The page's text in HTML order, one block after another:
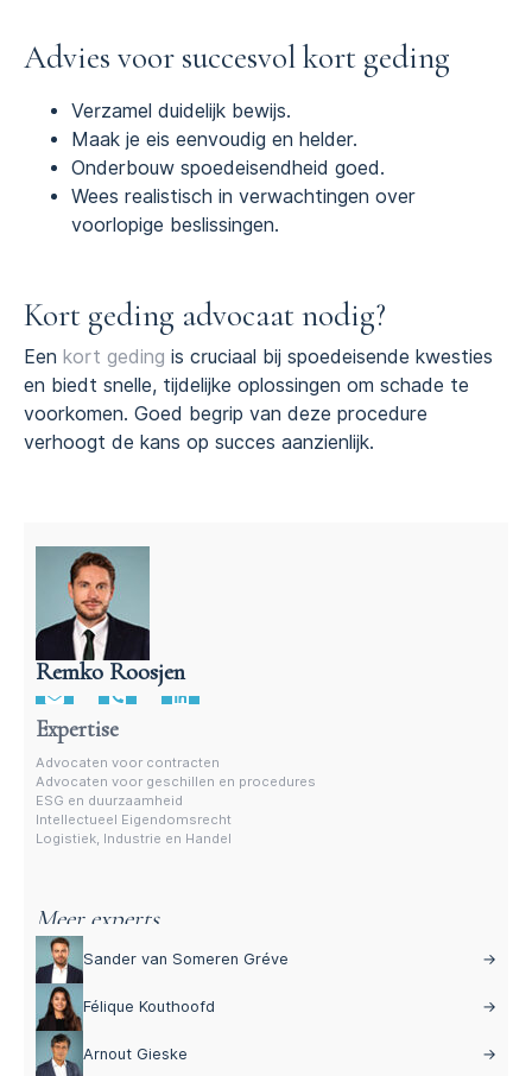
Advies voor succesvol kort geding
Verzamel duidelijk bewijs.
Maak je eis eenvoudig en helder.
Onderbouw spoedeisendheid goed.
Wees realistisch in verwachtingen over
voorlopige beslissingen.
Kort geding advocaat nodig?
Een kort geding is cruciaal bij spoedeisende kwesties
en biedt snelle, tijdelijke oplossingen om schade te
voorkomen. Goed begrip van deze procedure
verhoogt de kans op succes aanzienlijk.
Remko Roosjen
Advocaat contractenrecht
Expertise
Advocaten voor contracten
Advocaten voor geschillen en procedures
ESG en duurzaamheid
Intellectueel Eigendomsrecht
Logistiek, Industrie en Handel
Meer experts
Sander van Someren Gréve →
Félique Kouthoofd →
Arnout Gieske →